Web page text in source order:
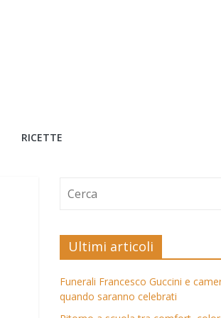
RICETTE
Ultimi articoli
Funerali Francesco Guccini e
quando saranno celebrati